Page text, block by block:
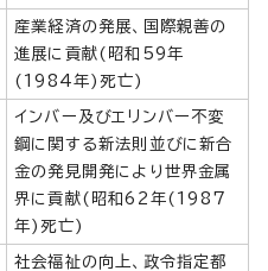
産業経済の発展、国際親善の
進展に貢献(昭和59年
(1984年)死亡)
インバー及びエリンバー不変
鋼に関する新法則並びに新合
金の発見開発により世界金属
界に貢献(昭和62年(1987
年)死亡)
社会福祉の向上、政令指定都